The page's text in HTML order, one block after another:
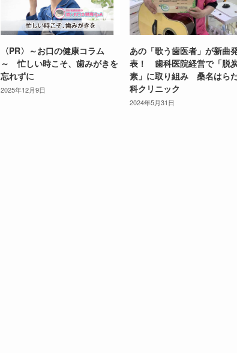
〈PR〉～お口の健康コラム
～ 忙しい時こそ、歯みがきを
忘れずに
2025年12月9日
あの「歌う歯医者」が新曲
表！ 歯科医院経営で「脱
素」に取り組み 桑名はら
科クリニック
2024年5月31日